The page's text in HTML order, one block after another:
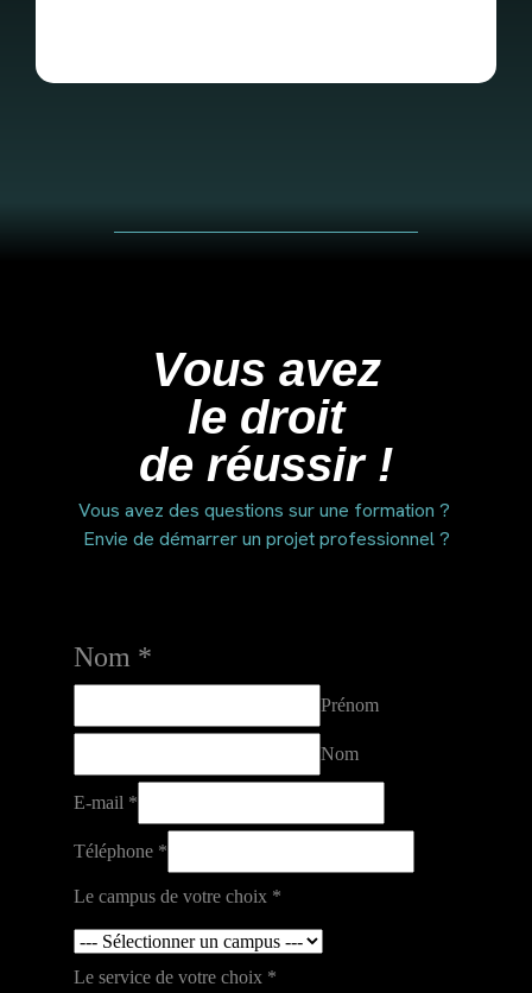
Vous avez
le droit
de réussir !
Vous avez des questions sur une formation ?
Envie de démarrer un projet professionnel ?
Nom *
Prénom
Nom
E-mail *
Téléphone *
Le campus de votre choix *
Le service de votre choix *